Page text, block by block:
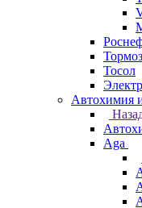
Тосол
Автохимия
Aga